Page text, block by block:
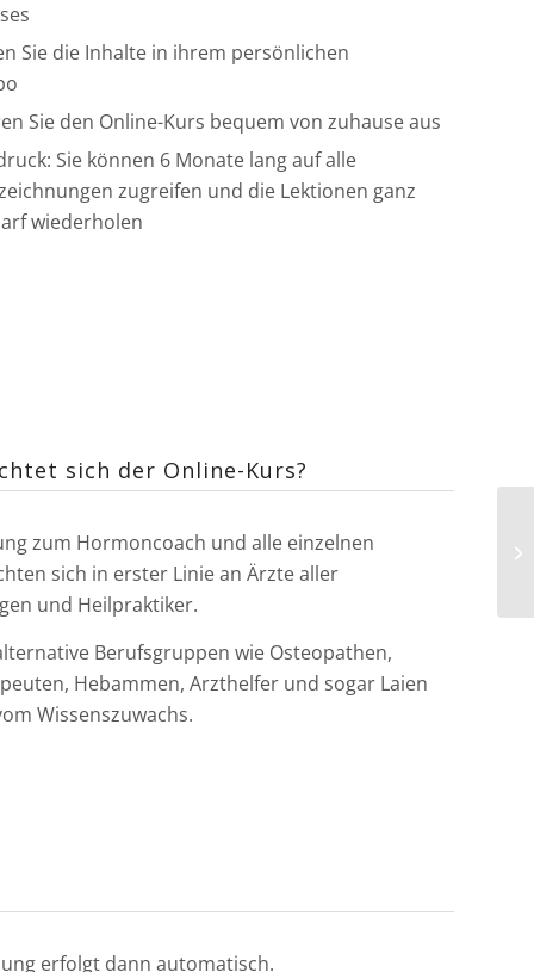
Sie die Inhalte in ihrem persönlichen
Sie den Online-Kurs bequem von zuhause aus
Sie können 6 Monate lang auf alle
zugreifen und die Lektionen ganz
wiederholen
sich der Online-Kurs?
zum Hormoncoach und alle einzelnen
sich in erster Linie an Ärzte aller
und Heilpraktiker.
Berufsgruppen wie Osteopathen,
Hebammen, Arzthelfer und sogar Laien
Wissenszuwachs.
erfolgt dann automatisch.